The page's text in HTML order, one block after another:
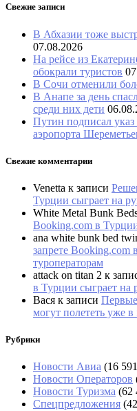
Свежие записи
В Абхазии тоже
07.08.2026
На рейсе из
обокрали туристов
В Сочи отменили
В Анапе за день
среди них дети
Путин подписал
аэропорта
Свежие комментарии
Venetta к записи
Турции сыграет на
White Metal Bunk
Booking.com в
ana white bunk bed
запрете Booking.com
туроператорам
attack on titan 2 к
в Турции сыграет на
Вася к записи
могут полететь уже в
Рубрики
Новости Авиа (16
Новости Операторов
Новости Туризма (62
Спецпредложения